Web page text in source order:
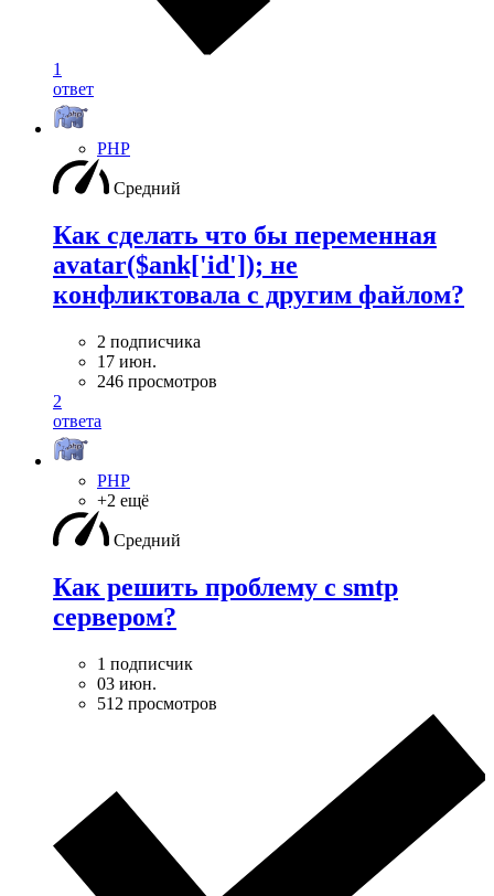
1
ответ
PHP
Средний
Как сделать что бы переменная
avatar($ank['id']); не
конфликтовала с другим файлом?
2 подписчика
17 июн.
246 просмотров
2
ответа
PHP
+2 ещё
Средний
Как решить проблему с smtp
сервером?
1 подписчик
03 июн.
512 просмотров